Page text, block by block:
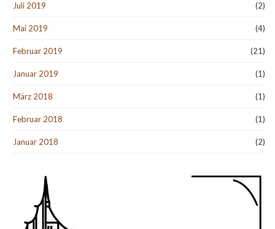
Juli 2019 (2)
Mai 2019 (4)
Februar 2019 (21)
Januar 2019 (1)
März 2018 (1)
Februar 2018 (1)
Januar 2018 (2)